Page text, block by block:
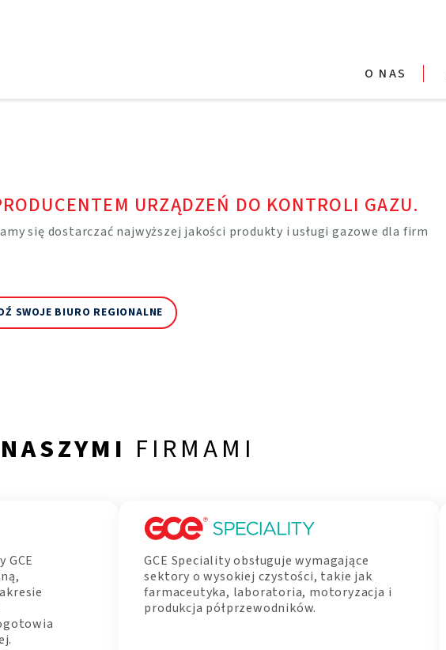
O NAS
URZĄDZEŃ DO KONTROLI GAZU.
się dostarczać najwyższej jakości produkty i usługi gazowe dla firm
SWOJE BIURO REGIONALNE
FIRMAMI
GCE
GCE Speciality obsługuje wymagające
sektory o wysokiej czystości, takie jak
farmaceutyka, laboratoria, motoryzacja i
produkcja półprzewodników.